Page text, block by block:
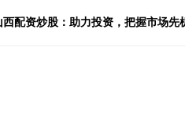
配资炒股：助力投资，把握市场先